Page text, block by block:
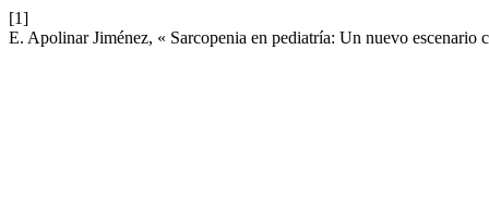
[1]
E. Apolinar Jiménez, « Sarcopenia en pediatría: Un nuevo escenario